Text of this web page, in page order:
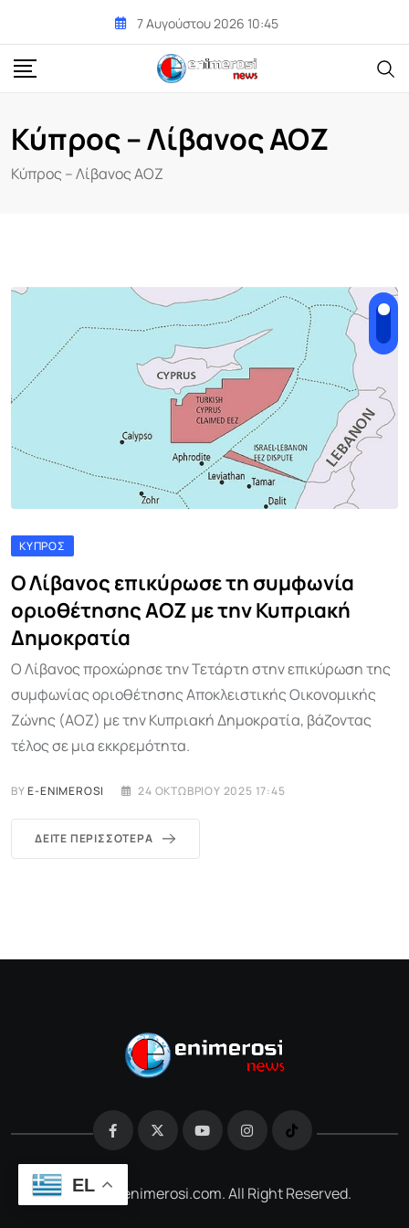
content
7 Αυγούστου 2026 10:45
Κύπρος – Λίβανος ΑΟΖ
Κύπρος – Λίβανος ΑΟΖ
ΚΎΠΡΟΣ
Ο Λίβανος επικύρωσε τη συμφωνία
οριοθέτησης ΑΟΖ με την Κυπριακή
Δημοκρατία
Ο Λίβανος προχώρησε την Τετάρτη στην επικύρωση της
συμφωνίας οριοθέτησης Αποκλειστικής Οικονομικής
Ζώνης (ΑΟΖ) με την Κυπριακή Δημοκρατία, βάζοντας
τέλος σε μια εκκρεμότητα.
BYE-ENIMEROSI 24 ΟΚΤΩΒΡΊΟΥ 2025 17:45
ΔΕΊΤΕ ΠΕΡΙΣΣΌΤΕΡΑ
@2026 e-enimerosi.com. All Right Reserved.
EL